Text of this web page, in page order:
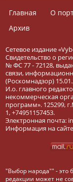
Главная О
Архив
Сетевое издание
Свидетельство о
№ ФС 77 - 72128,
связи,
(Роскомнадзор)
И.о. главного
некоммерческая
программ». 125299,
1, +74951157453.
Электронная почта:
Информация на
"Выбор народа"" - это
редакции может не